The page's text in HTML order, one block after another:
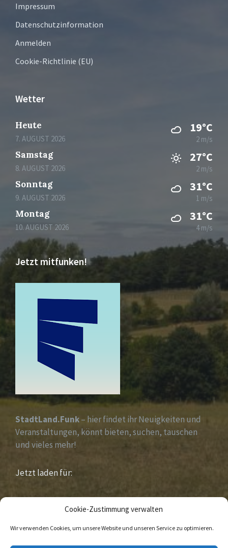
Cookie-Zustimmung verwalten
Wir verwenden Cookies, um unsere Website und unseren Service zu optimieren.
Impressum
Datenschutzinformation
Anmelden
Cookie-Richtlinie (EU)
Wetter
Heute
7. AUGUST 2026
19°C
2 m/s
Samstag
8. AUGUST 2026
27°C
2 m/s
Sonntag
9. AUGUST 2026
31°C
1 m/s
Montag
10. AUGUST 2026
31°C
4 m/s
Jetzt mitfunken!
StadtLand.Funk– hier findet ihr Neuigkeiten und
Veranstaltungen, könnt bieten, suchen, tauschen
und vieles mehr!
Jetzt laden für:
iOS &Android